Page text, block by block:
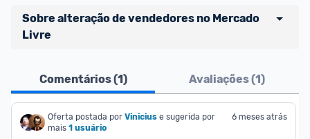
Sobre alteração de vendedores no Mercado
Livre
Vocês já sabem que no Promobit nós fazemos uma
avaliação de todos os sellers e lojas que são
divulgados na plataforma. Em todas as ofertas
vendidas por um marketplace, nós indicamos no
Comentários (1) Avaliações (1)
Oferta postada por Vinicius e sugerida por
mais 1 usuário
6 meses atrás